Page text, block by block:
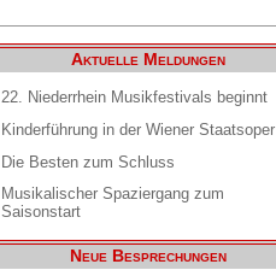
Aktuelle Meldungen
22. Niederrhein Musikfestivals beginnt
Kinderführung in der Wiener Staatsoper
Die Besten zum Schluss
Musikalischer Spaziergang zum
Saisonstart
Neue Besprechungen